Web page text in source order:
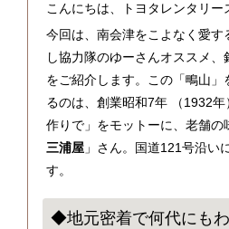
こんにちは、トヨタレンタリー
今回は、南会津をこよなく愛す
し協力隊のゆーさんオススメ、
をご紹介します。この「鴫山」
るのは、創業昭和7年 （1932
作りで」をモットーに、老舗の
三浦屋」さん。国道121号沿い
す。
◆地元密着で何代にも